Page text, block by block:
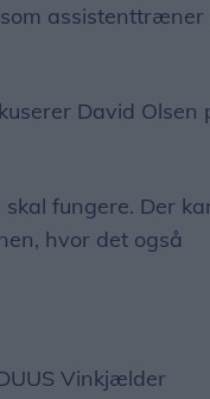
assistenttræner
David Olsen
fungere. Der
hvor det også
Vinkjælder